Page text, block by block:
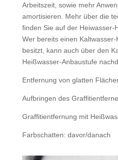
Arbeitszeit, sowie mehr
amortisieren. Mehr über die
finden Sie auf der Heiwasser-
Wer bereits einen
besitzt, kann auch über den
Heißwasser-Anbaustufe
Entfernung von glatten
Aufbringen des
Graffitientfernung mit
Farbschatten: davor/danach